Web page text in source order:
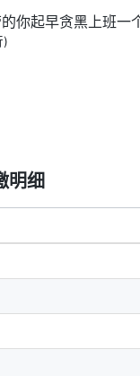
你起早贪黑上班一
)
明细